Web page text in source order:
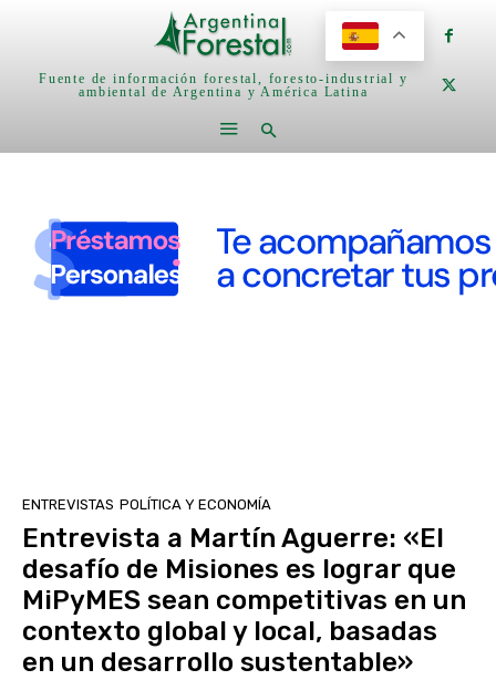
Fuente de información forestal, foresto-industrial y
ambiental de Argentina y América Latina
ENTREVISTAS POLÍTICA Y ECONOMÍA
Entrevista a Martín Aguerre: «El
desafío de Misiones es lograr que
MiPyMES sean competitivas en un
contexto global y local, basadas
en un desarrollo sustentable»